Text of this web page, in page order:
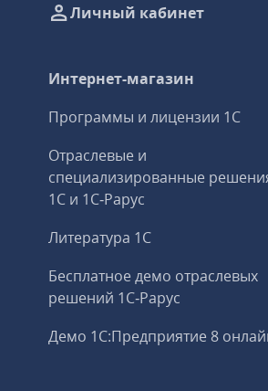
Личный кабинет
Интернет-магазин
Программы и лицензии 1С
Отраслевые и
специализированные
1С и 1С‑Рарус
Литература 1С
Бесплатное демо отраслевых
решений 1С‑Рарус
Демо 1С:Предприятие 8